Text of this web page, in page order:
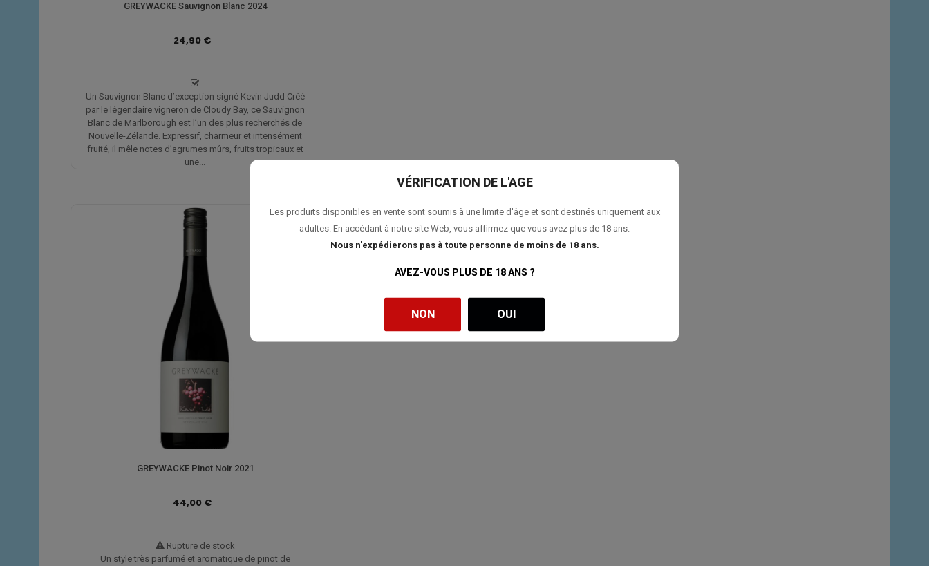
VÉRIFICATION DE L'AGE
Les produits disponibles en vente sont soumis à une limite d'âge et sont destinés uniquement aux
adultes. En accédant à notre site Web, vous affirmez que vous avez plus de 18 ans.
Nous n'expédierons pas à toute personne de moins de 18 ans.
AVEZ-VOUS PLUS DE 18 ANS ?
NON OUI
GREYWACKE Sauvignon Blanc 2024
24,90 €
Un Sauvignon Blanc d’exception signé Kevin Judd Créé
par le légendaire vigneron de Cloudy Bay, ce Sauvignon
Blanc de Marlborough est l’un des plus recherchés de
Nouvelle-Zélande. Expressif, charmeur et intensément
fruité, il mêle notes d’agrumes mûrs, fruits tropicaux et
une...
GREYWACKE Pinot Noir 2021
44,00 €
Rupture de stock
Un style très parfumé et aromatique de pinot de